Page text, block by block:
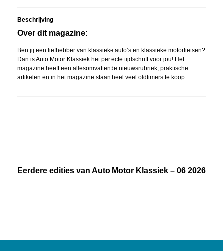
Beschrijving
Over dit magazine:
Ben jij een liefhebber van klassieke auto’s en klassieke motorfietsen?
Dan is Auto Motor Klassiek het perfecte tijdschrift voor jou! Het
magazine heeft een allesomvattende nieuwsrubriek, praktische
artikelen en in het magazine staan heel veel oldtimers te koop.
Eerdere edities van Auto Motor Klassiek – 06 2026